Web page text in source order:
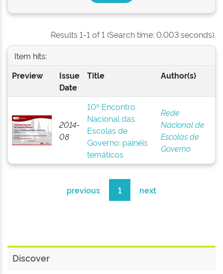
Results 1-1 of 1 (Search time: 0.003 seconds).
Item hits:
Preview
Issue
Date
Title Author(s)
2014-
08
10º Encontro
Nacional das
Escolas de
Governo: painéis
temáticos
Rede
Nacional de
Escolas de
Governo
previous 1 next
Discover